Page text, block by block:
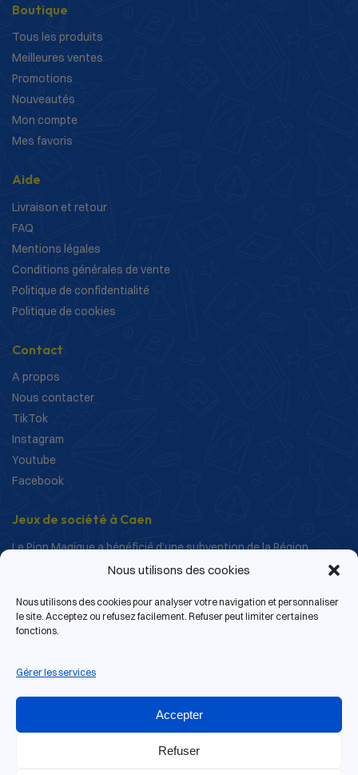
Nous utilisons des cookies
Nous utilisons des cookies pour analyser votre navigation et personnaliser
le site. Acceptez ou refusez facilement. Refuser peut limiter certaines
fonctions.
Gérer les services
Accepter
Refuser
Boutique
Tous les produits
Meilleures ventes
Promotions
Nouveautés
Mon compte
Mes favoris
Aide
Livraison et retour
FAQ
Mentions légales
Conditions générales de vente
Politique de confidentialité
Politique de cookies
Contact
A propos
Nous contacter
TikTok
Instagram
Youtube
Facebook
Jeux de société à Caen
Le Pion Magique a bénéficié d’une subvention de la Région
Normandie dans le cadre de ses actions de structuration et de